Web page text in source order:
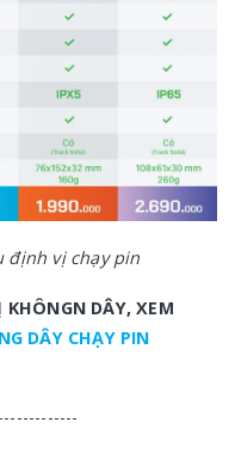
định vị chạy pin
DÂY, XEM
DÂY CHẠY PIN